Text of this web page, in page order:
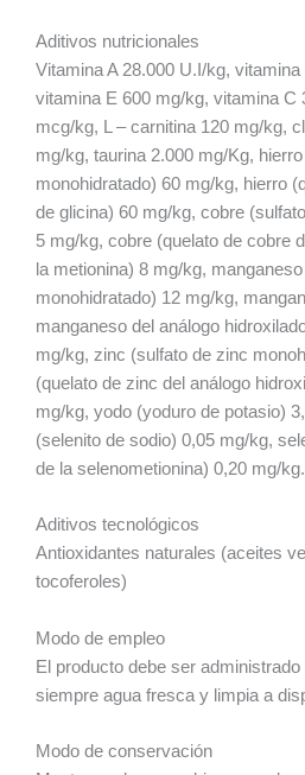
Aditivos nutricionales
Vitamina A 28.000 U.I/kg,
vitamina E 600 mg/kg, vitamina C
mcg/kg, L – carnitina 120 mg/kg,
mg/kg, taurina 2.000 mg/Kg,
monohidratado) 60 mg/kg, hierro
de glicina) 60 mg/kg, cobre
5 mg/kg, cobre (quelato de cobre
la metionina) 8 mg/kg,
monohidratado) 12 mg/kg,
manganeso del análogo
mg/kg, zinc (sulfato de zinc
(quelato de zinc del análogo
mg/kg, yodo (yoduro de potasio)
(selenito de sodio) 0,05 mg/kg,
de la selenometionina) 0,20 mg/kg.
Aditivos tecnológicos
Antioxidantes naturales (aceites
tocoferoles)
Modo de empleo
El producto debe ser
siempre agua fresca y limpia a
Modo de conservación